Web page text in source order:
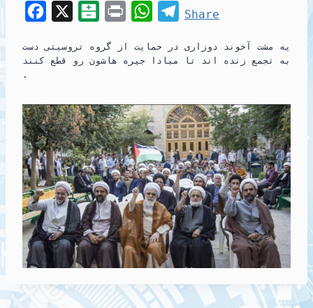
c
o
o
k
l
a
r
i
n
i
a
A
p
p
T
l
r
a
m
Share
یه مشت آخوند دوزاری در حمایت از گروه تروسیتی دست
به تجمع زنده اند تا مبادا جیره هاشون رو قطع کنند
.